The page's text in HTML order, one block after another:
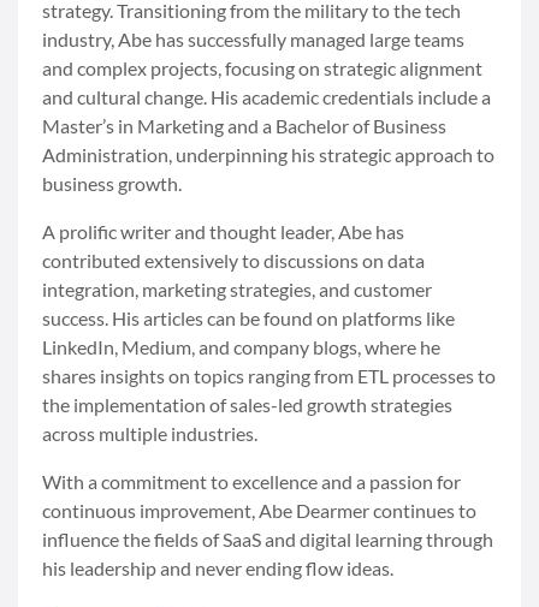
strategy. Transitioning from the military to the tech
industry, Abe has successfully managed large teams
and complex projects, focusing on strategic alignment
and cultural change. His academic credentials include a
Master’s in Marketing and a Bachelor of Business
Administration, underpinning his strategic approach to
business growth.
A prolific writer and thought leader, Abe has
contributed extensively to discussions on data
integration, marketing strategies, and customer
success. His articles can be found on platforms like
LinkedIn, Medium, and company blogs, where he
shares insights on topics ranging from ETL processes to
the implementation of sales-led growth strategies
across multiple industries.
With a commitment to excellence and a passion for
continuous improvement, Abe Dearmer continues to
influence the fields of SaaS and digital learning through
his leadership and never ending flow ideas.